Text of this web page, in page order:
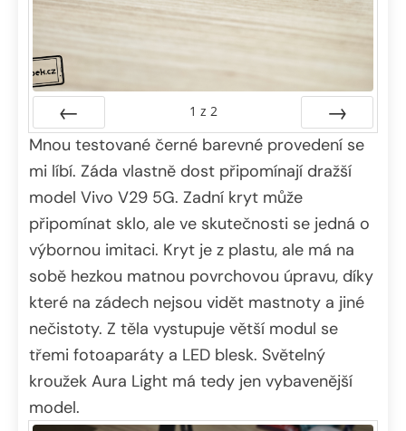
Předchozí
1 z 2
Další
Mnou testované černé barevné provedení se
mi líbí. Záda vlastně dost připomínají dražší
model Vivo V29 5G. Zadní kryt může
připomínat sklo, ale ve skutečnosti se jedná o
výbornou imitaci. Kryt je z plastu, ale má na
sobě hezkou matnou povrchovou úpravu, díky
které na zádech nejsou vidět mastnoty a jiné
nečistoty. Z těla vystupuje větší modul se
třemi fotoaparáty a LED blesk. Světelný
kroužek Aura Light má tedy jen vybavenější
model.